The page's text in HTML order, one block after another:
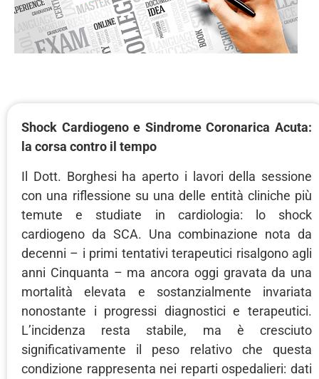
Shock Cardiogeno e Sindrome Coronarica Acuta:
la corsa contro il tempo
Il Dott. Borghesi ha aperto i lavori della sessione
con una riflessione su una delle entità cliniche più
temute e studiate in cardiologia: lo shock
cardiogeno da SCA. Una combinazione nota da
decenni – i primi tentativi terapeutici risalgono agli
anni Cinquanta – ma ancora oggi gravata da una
mortalità elevata e sostanzialmente invariata
nonostante i progressi diagnostici e terapeutici.
L’incidenza resta stabile, ma è cresciuto
significativamente il peso relativo che questa
condizione rappresenta nei reparti ospedalieri: dati